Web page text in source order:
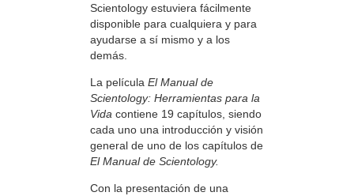
Scientology estuviera fácilmente
disponible para cualquiera y para
ayudarse a sí mismo y a los
demás.
La película El Manual de
Scientology: Herramientas para la
Vida contiene 19 capítulos, siendo
cada uno una introducción y visión
general de uno de los capítulos de
El Manual de Scientology.
Con la presentación de una